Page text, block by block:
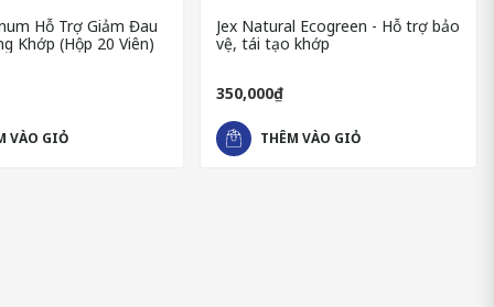
hỗ trợ nhằm tăng hiệu quả hấp thu và giảm viêm toàn diện:
khớp.
Hỗ Trợ Giảm Đau
Khớp (Hộp 20 Viên)
VÀO GIỎ
Jex Natural Ecogreen - Hỗ trợ bảo
vệ, tái tạo khớp
350,000₫
THÊM VÀO GIỎ